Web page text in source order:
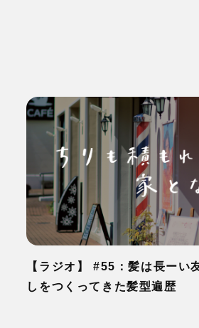
【ラジオ】 #55：髪は長ーい
しをつくってきた髪型遍歴